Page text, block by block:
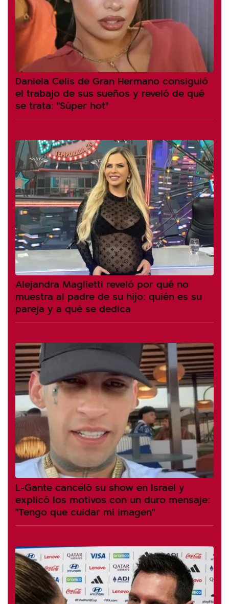
Daniela Celis de Gran Hermano consiguió
el trabajo de sus sueños y reveló de qué
se trata: "Súper hot"
Alejandra Maglietti reveló por qué no
muestra al padre de su hijo: quién es su
pareja y a qué se dedica
L-Gante canceló su show en Israel y
explicó los motivos con un duro mensaje:
"Tengo que cuidar mi imagen"